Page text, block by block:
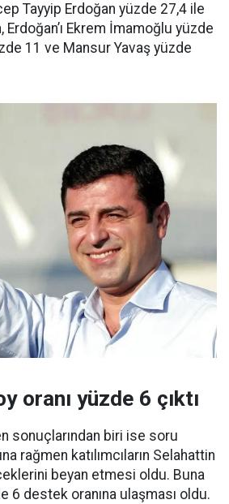
Tayyip Erdoğan yüzde 27,4 ile
Erdoğan’ı Ekrem İmamoğlu yüzde
11 ve Mansur Yavaş yüzde
oranı yüzde 6 çıktı
sonuçlarından biri ise soru
rağmen katılımcıların Selahattin
beyan etmesi oldu. Buna
6 destek oranına ulaşması oldu.